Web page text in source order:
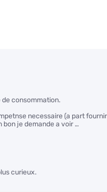
consommation.
necessaire (a part
bon je demande a voir …
curieux.